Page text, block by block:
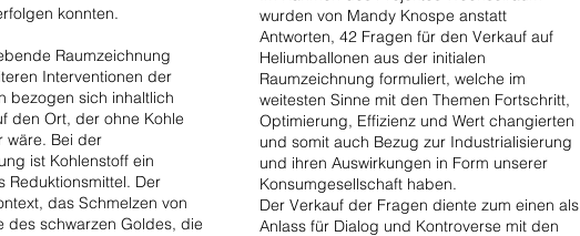
konnten.
Raumzeichnung
Interventionen der
bezogen sich inhaltlich
den Ort, der ohne Kohle
wäre. Bei der
ist Kohlenstoff ein
Reduktionsmittel. Der
das Schmelzen von
des schwarzen Goldes, die
wurden von Mandy Knospe anstatt
Antworten, 42 Fragen für den Verkauf auf
Heliumballonen aus der initialen
Raumzeichnung formuliert, welche im
weitesten Sinne mit den Themen Fortschritt,
Optimierung, Effizienz und Wert changierten
und somit auch Bezug zur Industrialisierung
und ihren Auswirkungen in Form unserer
Konsumgesellschaft haben.
Der Verkauf der Fragen diente zum einen als
Anlass für Dialog und Kontroverse mit den